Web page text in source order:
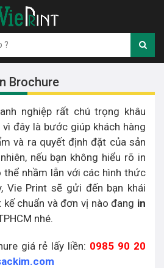
Brochure
nghiệp rất chú trọng khâu
đây là bước giúp khách hàng
và ra quyết định đặt của sản
nếu bạn không hiểu rõ in
nhầm lẫn với các hình thức
Vie Print sẽ gửi đến bạn khái
chuẩn và đơn vị nào đang in
nhé.
giá rẻ lấy liền: 0985 90 20